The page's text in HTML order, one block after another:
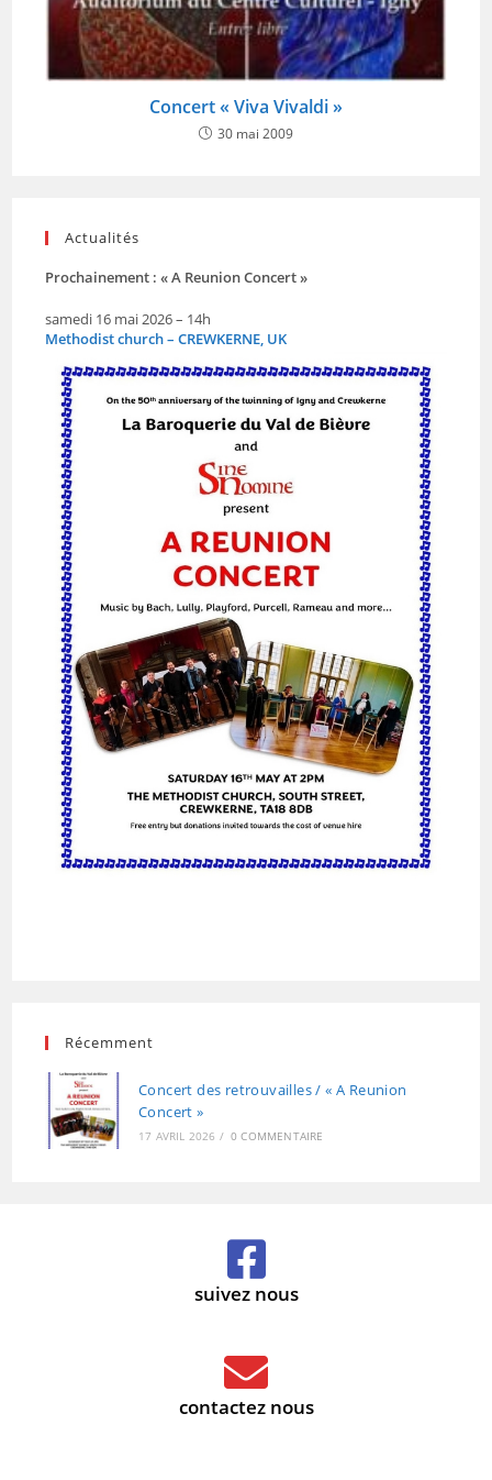
Concert « Viva Vivaldi »
30 mai 2009
Actualités
Prochainement : « A Reunion Concert »
samedi 16 mai 2026 – 14h
Methodist church – CREWKERNE, UK
Récemment
Concert des retrouvailles / « A Reunion
Concert »
17 AVRIL 2026 / 0 COMMENTAIRE
suivez nous
contactez nous